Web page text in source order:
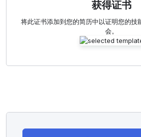
获得证书
将此证书添加到您的简历中以证明您的技
会。